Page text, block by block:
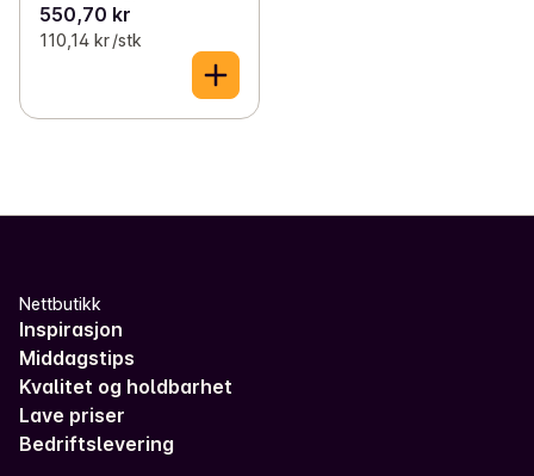
550,70 kr
110,14 kr /stk
Nettbutikk
Inspirasjon
Middagstips
Kvalitet og holdbarhet
Lave priser
Bedriftslevering